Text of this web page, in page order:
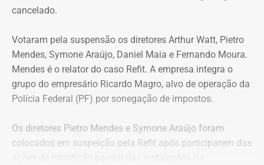
espécie.
cancelado.
Votaram pela suspensão os diretores Arthur Watt, Pietro
Mendes, Symone Araújo, Daniel Maia e Fernando Moura.
Mendes é o relator do caso Refit. A empresa integra o
grupo do empresário Ricardo Magro, alvo de operação da
Polícia Federal (PF) por sonegação de impostos.
Os diretores Pietro Mendes e Symone Araújo foram
colocados em suspeição pela Refit após participarem das